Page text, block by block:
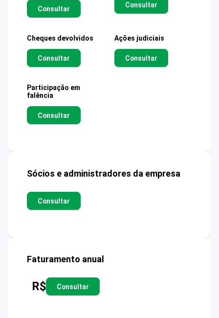
Consultar Consultar
Cheques devolvidos
Consultar
Ações judiciais
Consultar
Participação em
falência
Consultar
Sócios e administradores da empresa
Consultar
Faturamento anual
R$ Consultar